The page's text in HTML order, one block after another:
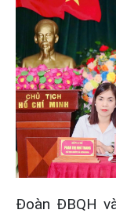
Đoàn ĐBQH